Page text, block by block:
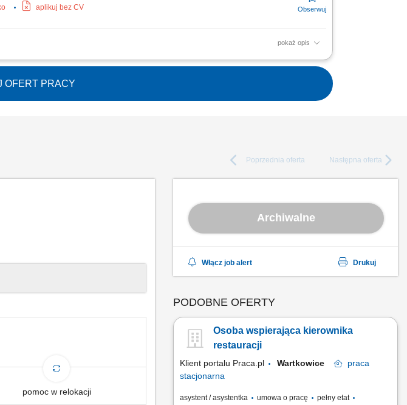
aplikuj bez CV
pokaż opis
zamówień zgodnie ze standardami; Dbanie o czystość i organizację miejsca
OFERT PRACY
Poprzednia oferta Następna oferta
pomoc w relokacji
Archiwalne
Włącz job alert Drukuj
PODOBNE OFERTY
Osoba wspierająca kierownika
restauracji
Klient portalu Praca.pl Wartkowice
praca
stacjonarna
asystent / asystentka umowa o pracę
pełny etat